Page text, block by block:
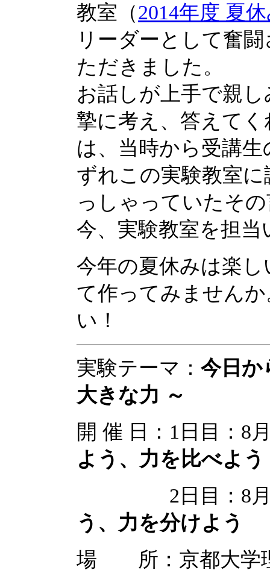
教室（2014年度 夏
リーダーとして奮
ただきました。
お話しが上手で親
摯に考え、答えて
は、当時から受講
ずれこの実験教室
っしゃっていたそ
今、実験教室を担
今年の夏休みは楽
て作ってみません
い！
実験テーマ： 今日か
大きな力 ～
開 催 日：1日目：8
よう、力を比べよう
2日目：8月6
う、力を分けよう
場 所：京都大学